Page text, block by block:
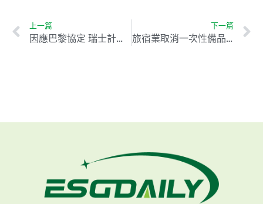
上一篇
因應巴黎協定 瑞士計畫2035溫室氣體減量65%
下一篇
旅宿業取消一次性備品 環保減塑引發兩極反應